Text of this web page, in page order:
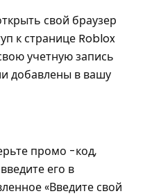
свой браузер
к странице Roblox
учетную запись
добавлены в вашу
промо -код,
его в
«Введите свой